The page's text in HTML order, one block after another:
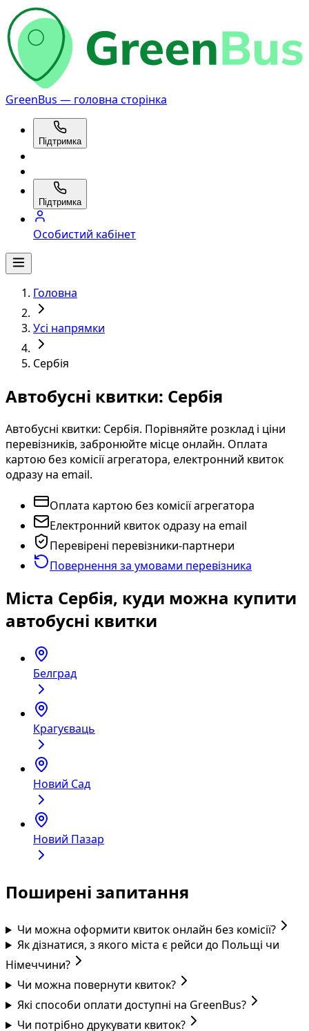
GreenBus — головна сторінка
Підтримка
Підтримка
Особистий кабінет
Головна
Усі напрямки
Сербія
Автобусні квитки: Сербія
Автобусні квитки: Сербія. Порівняйте розклад і ціни
перевізників, забронюйте місце онлайн. Оплата
картою без комісії агрегатора, електронний квиток
одразу на email.
Оплата картою без комісії агрегатора
Електронний квиток одразу на email
Перевірені перевізники-партнери
Повернення за умовами перевізника
Міста Сербія, куди можна купити
автобусні квитки
Белград
Крагуєваць
Новий Сад
Новий Пазар
Поширені запитання
Чи можна оформити квиток онлайн без комісії?
Як дізнатися, з якого міста є рейси до Польщі чи
Німеччини?
Чи можна повернути квиток?
Які способи оплати доступні на GreenBus?
Чи потрібно друкувати квиток?